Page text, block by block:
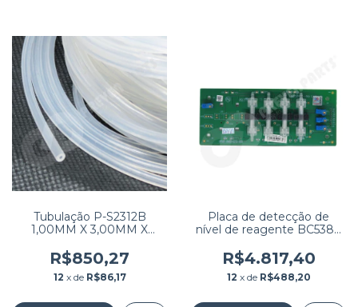
Tubulação P-S2312B
1,00MM X 3,00MM X
ERBA XL200/XL640 E
KOVALENT LINHA
RESPONSE
R$850,27
12 x de R$86,17
Placa de detecção de
nível de reagente BC5380
0500-000429-00
R$4.817,40
12 x de R$488,20